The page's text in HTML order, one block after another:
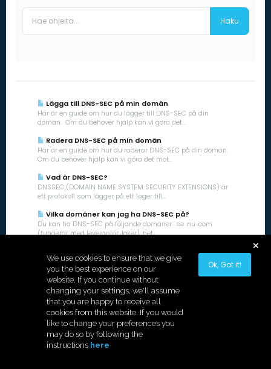
Lägga till DNS-SEC på min domän
Här är en guide om hur du lägger till DNS-SEC på din
domän. Om du behöver hjälp kan vi göra det...
Radera DNS-SEC på min domän
Här är en guide om hur du raderar DNS-SEC på din domän.
Om du behöver hjälp kan vi göra det mot...
Vad är DNS-SEC?
DNSSEC (DOMAIN NAME SYSTEM SECURITY EXTENSIONS) är
ett protokoll som lägger på ett lager till...
Vilka domäner kan jag ha DNS-SEC på?
Du kan ha DNS-SEC på följande domäner: .se .nu .com
(fungerar med leverantör Joker) .net...
Copyright © 2026 Hostek.
We use cookies to ensure that we give
you the best experience on our
website. If you continue without
changing your settings, we'll assume
that you are happy to receive all
cookies from this website. If you would
like to change your preferences you
may do so by following the
instructions here
Ok, Got it!